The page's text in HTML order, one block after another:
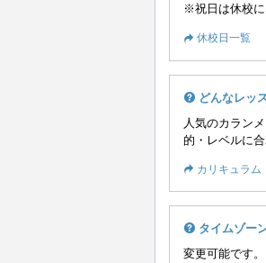
※祝日は休校に
休校日一覧
どんなレッ
人気のカラン
的・レベルに
カリキュラム
タイムゾー
変更可能です